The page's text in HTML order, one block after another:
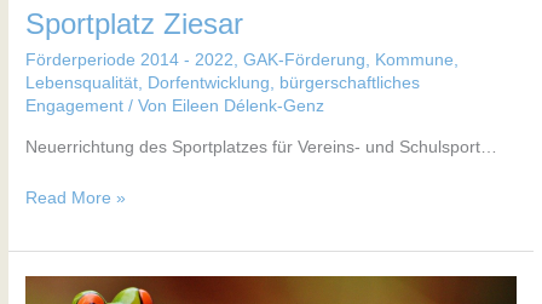
Sportplatz Ziesar
Förderperiode 2014 - 2022 ,GAK-Förderung Kommune
Lebensqualität, Dorfentwicklung, bürgerschaftliches
Engagement / Von Eileen Délenk-Genz
Neuerrichtung des Sportplatzes für Vereins- und Schulsport…
Read More »
Sanitärgebäude